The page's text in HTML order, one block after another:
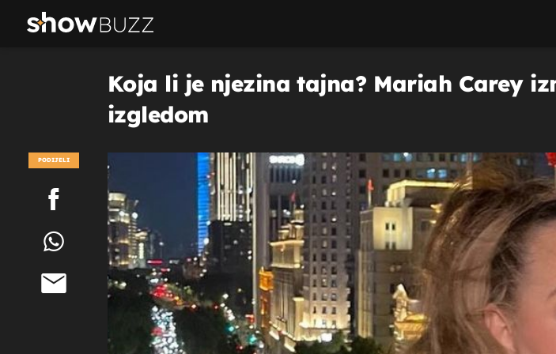
Koja li je njezina tajna? Mariah Carey
izgledom
PODIJELI
POGLEDAJ